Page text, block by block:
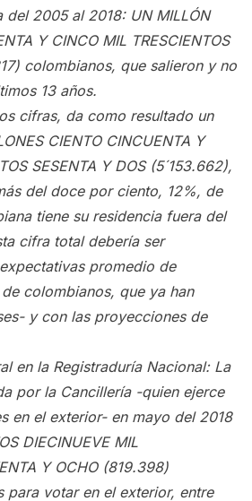
del 2005 al 2018: UN MILLÓN
Y CINCO MIL TRESCIENTOS
colombianos, que salieron y no
13 años.
cifras, da como resultado un
CIENTO CINCUENTA Y
SESENTA Y DOS (5´153.662),
del doce por ciento, 12%, de
tiene su residencia fuera del
cifra total debería ser
promedio de
colombianos, que ya han
y con las proyecciones de
en la Registraduría Nacional: La
por la Cancillería -quien ejerce
en el exterior- en mayo del 2018
DIECINUEVE MIL
Y OCHO (819.398)
para votar en el exterior, entre